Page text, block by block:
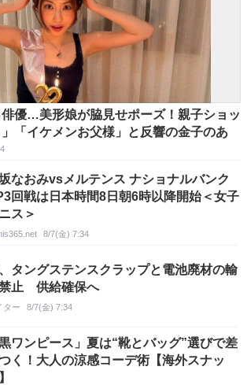
優…美形娘が脇見せポーズ！親子ショッ
」「イケメンお父様」と反響の金子のあ
おみvsメルテンス ナショナルバンク
回戦は日本時間8日朝6時以降開始＜女子
ス＞
8/7(金) 7:34
タングステンスクラップと電池廃材の輸
止 供給確保へ
ター 8/7(金) 7:34
黒ワンピース」夏は“靴とバッグ”選びで差
く！大人の涼感コーデ術【海外スナッ